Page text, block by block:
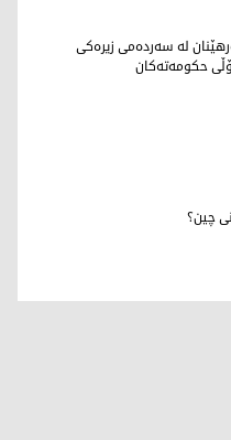
لە سەردەمی زیرەکی
حکومەتەکان
چین؟